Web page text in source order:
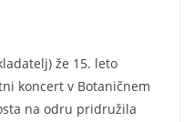
že 15. leto
koncert v Botaničnem
na odru pridružila